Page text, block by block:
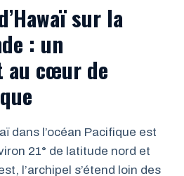
sur la
: un
au cœur de
dans l’océan Pacifique est
21° de latitude nord et
l’archipel s’étend loin des